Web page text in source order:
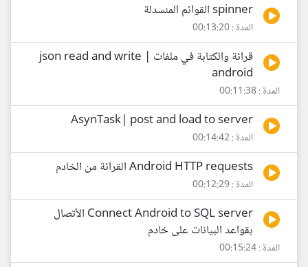
spinner القوائم المنسدلة
المدة : 00:13:20
قرائة والكتابة في ملفات json read and write |
android
المدة : 00:11:38
AsynTask| post and load to server
المدة : 00:14:42
Android HTTP requests القرائة من الخادم
المدة : 00:12:29
Connect Android to SQL server الأتصال
بقواعد البيانات على خادم
المدة : 00:15:24